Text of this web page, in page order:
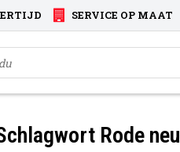
SERVICE OP MAAT
Rode